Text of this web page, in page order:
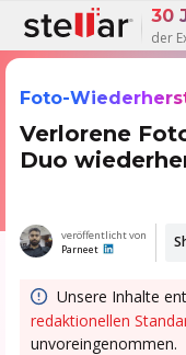
30
der
Foto-
Verlorene
Duo
veröffentlicht von
Parneet
Unsere Inhalte
redaktionellen
unvoreingenommen.